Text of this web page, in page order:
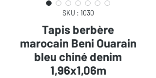
SKU : 1030
Tapis berbère
marocain Beni Ouarain
bleu chiné denim
1,96x1,06m